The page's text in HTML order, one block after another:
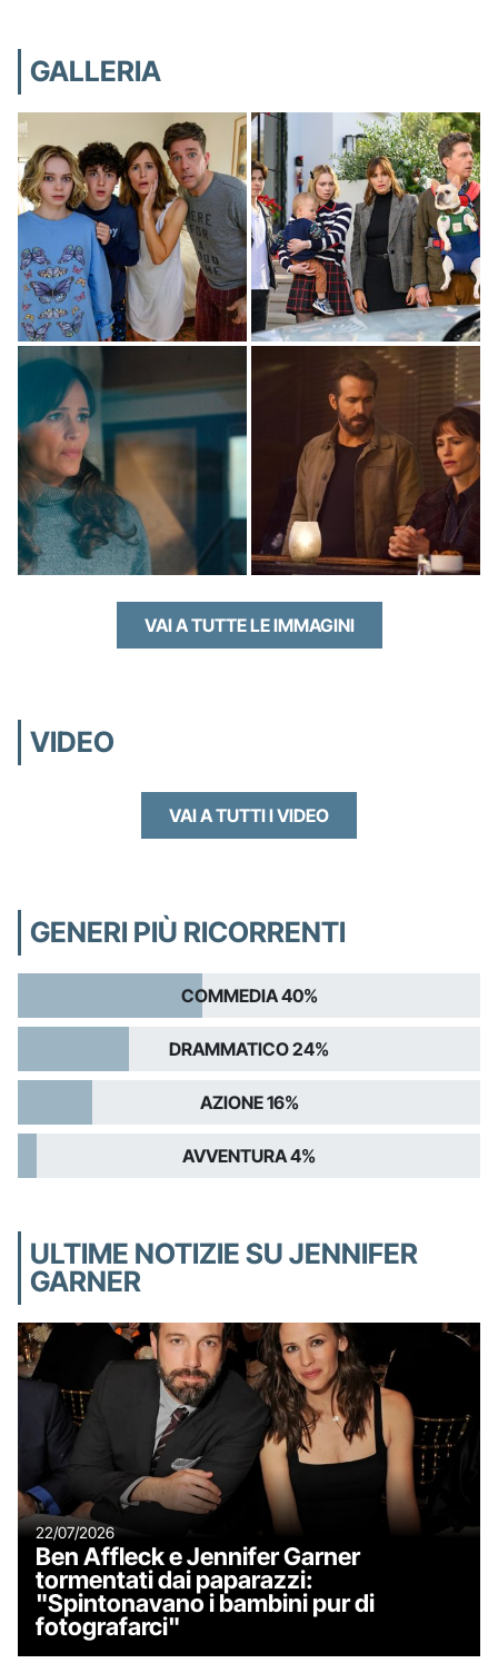
GALLERIA
VAI A TUTTE LE IMMAGINI
VIDEO
VAI A TUTTI I VIDEO
GENERI PIÙ RICORRENTI
COMMEDIA 40%
DRAMMATICO 24%
AZIONE 16%
AVVENTURA 4%
ULTIME NOTIZIE SU JENNIFER
GARNER
22/07/2026
Ben Affleck e Jennifer Garner
tormentati dai paparazzi:
"Spintonavano i bambini pur di
fotografarci"